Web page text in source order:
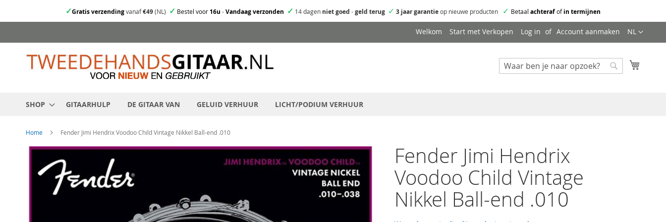
✓Gratis verzendingvanaf€49(NL) ✓ Bestel voor16u -Vandaag verzonden ✓ 14 dagen niet goed -geld terug ✓ 3 jaar garantieop nieuwe producten ✓ Betaal achterafofin termijnen
direct
naar
de
Taal
NL
Welkom Start met Verkopen Log in Account aanmaken
Zoeken
SHOP GITAARHULP DE GITAAR VAN GELUID VERHUUR LICHT/PODIUM VERHUUR
Home Fender Jimi Hendrix Voodoo Child Vintage Nikkel Ball-end .010
Fender Jimi Hendrix
Voodoo Child Vintage
Nikkel Ball-end .010
Skip